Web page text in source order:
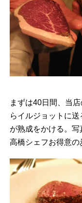
まずは40日間、当
らイルジョットに
が熟成をかける。写
高橋シェフお得意の